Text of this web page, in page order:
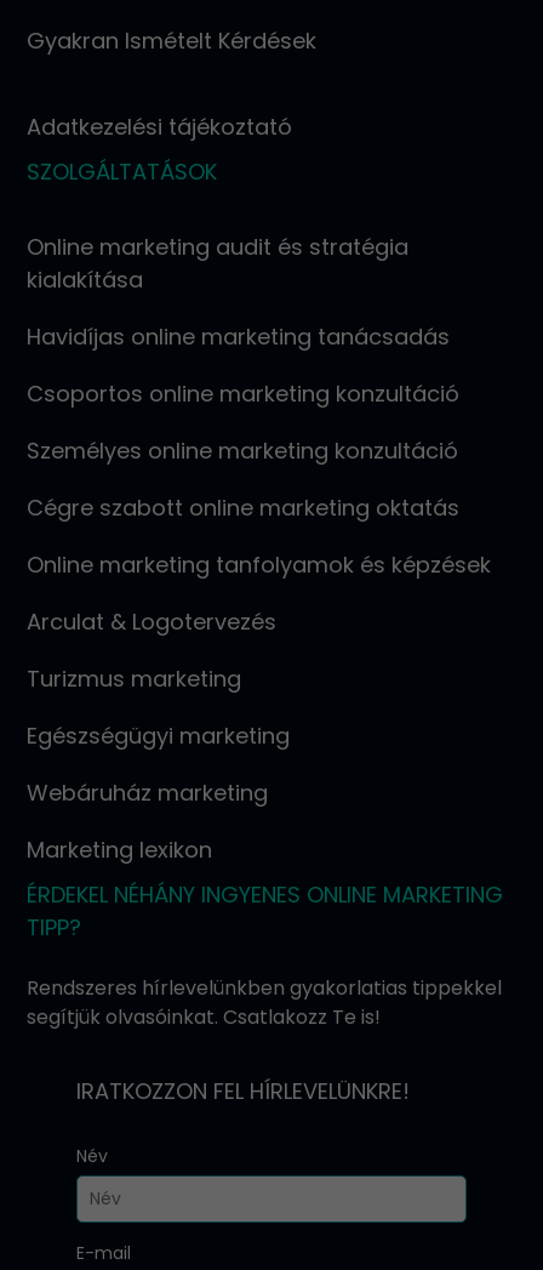
Gyakran Ismételt Kérdések
Adatkezelési tájékoztató
SZOLGÁLTATÁSOK
Online marketing audit és stratégia
kialakítása
Havidíjas online marketing tanácsadás
Csoportos online marketing konzultáció
Személyes online marketing konzultáció
Cégre szabott online marketing oktatás
Online marketing tanfolyamok és képzések
Arculat & Logotervezés
Turizmus marketing
Egészségügyi marketing
Webáruház marketing
Marketing lexikon
ÉRDEKEL NÉHÁNY INGYENES ONLINE MARKETING
TIPP?
Rendszeres hírlevelünkben gyakorlatias tippekkel
segítjük olvasóinkat. Csatlakozz Te is!
IRATKOZZON FEL HÍRLEVELÜNKRE!
Név
E-mail